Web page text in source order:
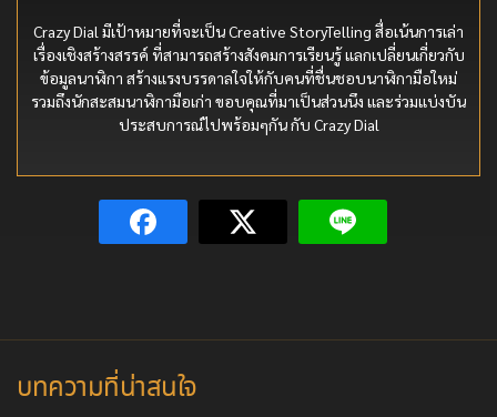
Crazy Dial มีเป้าหมายที่จะเป็น Creative StoryTelling สื่อเน้นการเล่า
เรื่องเชิงสร้างสรรค์ ที่สามารถสร้างสังคมการเรียนรู้ แลกเปลี่ยนเกี่ยวกับ
ข้อมูลนาฬิกา สร้างแรงบรรดาลใจให้กับคนที่ชื่นชอบนาฬิกามือใหม่
รวมถึงนักสะสมนาฬิกามือเก่า ขอบคุณที่มาเป็นส่วนนึง และร่วมแบ่งบัน
ประสบการณ์ไปพร้อมๆกัน กับ Crazy Dial
บทความที่น่าสนใจ